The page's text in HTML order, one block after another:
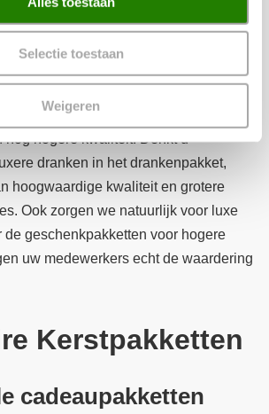
Selectie toestaan
Weigeren
om uw werknemers te bedanken? Of
hoger budget vindt u meer items en
nog hogere kwaliteit. Denkt u
dranken in het drankenpakket,
hoogwaardige kwaliteit en grotere
Ook zorgen we natuurlijk voor luxe
de geschenkpakketten voor hogere
uw medewerkers echt de waardering
Kerstpakketten
cadeaupakketten